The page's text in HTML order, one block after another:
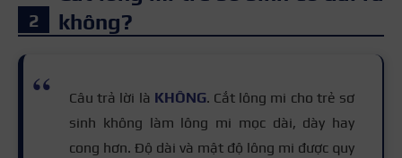
không?
Câu trả lời là KHÔNG. Cắt lông mi cho trẻ sơ
sinh không làm lông mi mọc dài, dày hay
cong hơn. Độ dài và mật độ lông mi được quy